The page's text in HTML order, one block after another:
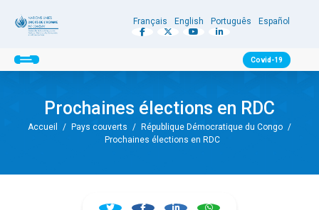
Français English Português Español
Covid-19
Prochaines élections en RDC
Accueil / Pays couverts / République Démocratique du Congo /
Prochaines élections en RDC